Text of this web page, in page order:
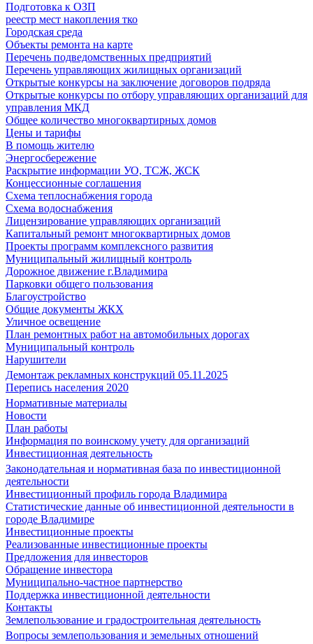
Подготовка к ОЗП
реестр мест накопления тко
Городская среда
Объекты ремонта на карте
Перечень подведомственных предприятий
Перечень управляющих жилищных организаций
Открытые конкурсы на заключение договоров подряда
Открытые конкурсы по отбору управляющих организаций для
управления МКД
Общее количество многоквартирных домов
Цены и тарифы
В помощь жителю
Энергосбережение
Раскрытие информации УО, ТСЖ, ЖСК
Концессионные соглашения
Схема теплоснабжения города
Схема водоснабжения
Лицензирование управляющих организаций
Капитальный ремонт многоквартирных домов
Проекты программ комплексного развития
Муниципальный жилищный контроль
Дорожное движение г.Владимира
Парковки общего пользования
Благоустройство
Общие документы ЖКХ
Уличное освещение
План ремонтных работ на автомобильных дорогах
Муниципальный контроль
Нарушители
Демонтаж рекламных конструкций 05.11.2025
Перепись населения 2020
Нормативные материалы
Новости
План работы
Информация по воинскому учету для организаций
Инвестиционная деятельность
Законодательная и нормативная база по инвестиционной
деятельности
Инвестиционный профиль города Владимира
Статистические данные об инвестиционной деятельности в
городе Владимире
Инвестиционные проекты
Реализованные инвестиционные проекты
Предложения для инвесторов
Обращение инвестора
Муниципально-частное партнерство
Поддержка инвестиционной деятельности
Контакты
Землепользование и градостроительная деятельность
Вопросы землепользования и земельных отношений